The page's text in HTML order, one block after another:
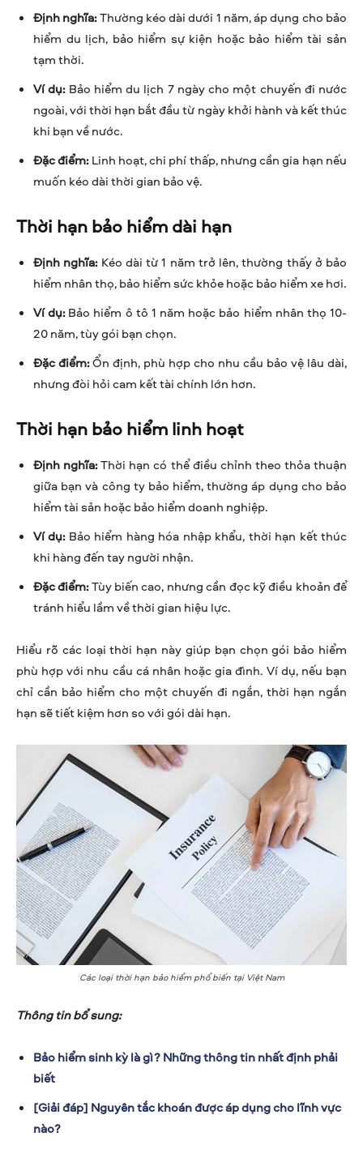
Định nghĩa:Thường kéo dài dưới 1 năm, áp dụng cho bảo
hiểm du lịch, bảo hiểm sự kiện hoặc bảo hiểm tài sản
tạm thời.
Ví dụ:Bảo hiểm du lịch 7 ngày cho một chuyến đi nước
ngoài, với thời hạn bắt đầu từ ngày khởi hành và kết thúc
khi bạn về nước.
Đặc điểm:Linh hoạt, chi phí thấp, nhưng cần gia hạn nếu
muốn kéo dài thời gian bảo vệ.
Thời hạn bảo hiểm dài hạn
Định nghĩa:Kéo dài từ 1 năm trở lên, thường thấy ở bảo
hiểm nhân thọ, bảo hiểm sức khỏe hoặc bảo hiểm xe hơi.
Ví dụ:Bảo hiểm ô tô 1 năm hoặc bảo hiểm nhân thọ 10-
20 năm, tùy gói bạn chọn.
Đặc điểm:Ổn định, phù hợp cho nhu cầu bảo vệ lâu dài,
nhưng đòi hỏi cam kết tài chính lớn hơn.
Thời hạn bảo hiểm linh hoạt
Định nghĩa:Thời hạn có thể điều chỉnh theo thỏa thuận
giữa bạn và công ty bảo hiểm, thường áp dụng cho bảo
hiểm tài sản hoặc bảo hiểm doanh nghiệp.
Ví dụ:Bảo hiểm hàng hóa nhập khẩu, thời hạn kết thúc
khi hàng đến tay người nhận.
Đặc điểm:Tùy biến cao, nhưng cần đọc kỹ điều khoản để
tránh hiểu lầm về thời gian hiệu lực.
Hiểu rõ các loại thời hạn này giúp bạn chọn gói bảo hiểm
phù hợp với nhu cầu cá nhân hoặc gia đình. Ví dụ, nếu bạn
chỉ cần bảo hiểm cho một chuyến đi ngắn, thời hạn ngắn
hạn sẽ tiết kiệm hơn so với gói dài hạn.
Các loại thời hạn bảo hiểm phổ biến tại Việt Nam
Thông tin bổ sung:
Bảo hiểm sinh kỳ là gì? Những thông tin nhất định phải
biết
[Giải đáp] Nguyên tắc khoán được áp dụng cho lĩnh vực
nào?